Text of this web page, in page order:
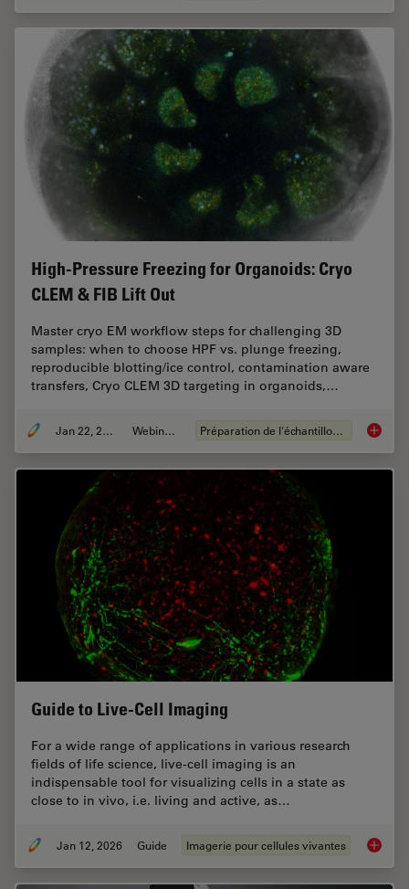
High-Pressure Freezing for Organoids: Cryo
CLEM & FIB Lift Out
Master cryo EM workflow steps for challenging 3D
samples: when to choose HPF vs. plunge freezing,
reproducible blotting/ice control, contamination aware
transfers, Cryo CLEM 3D targeting in organoids,…
Jan 22, 2026 Webinaire Préparation de l'échantillon EM High-
Guide to Live-Cell Imaging
For a wide range of applications in various research
fields of life science, live-cell imaging is an
indispensable tool for visualizing cells in a state as
close to in vivo, i.e. living and active, as…
Jan 12, 2026 Guide Imagerie pour cellules vivantes Guide